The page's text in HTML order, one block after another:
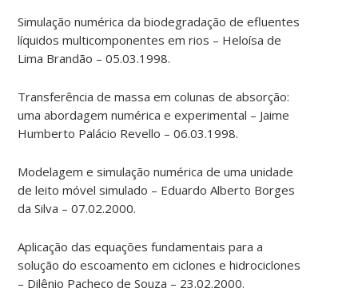
Simulação numérica da biodegradação de efluentes
líquidos multicomponentes em rios – Heloísa de
Lima Brandão – 05.03.1998.
Transferência de massa em colunas de absorção:
uma abordagem numérica e experimental – Jaime
Humberto Palácio Revello – 06.03.1998.
Modelagem e simulação numérica de uma unidade
de leito móvel simulado – Eduardo Alberto Borges
da Silva – 07.02.2000.
Aplicação das equações fundamentais para a
solução do escoamento em ciclones e hidrociclones
– Dilênio Pacheco de Souza – 23.02.2000.